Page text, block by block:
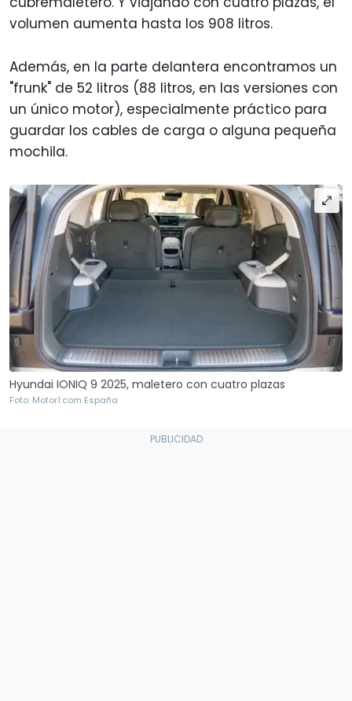
volumen aumenta hasta los 908 litros.
Además, en la parte delantera encontramos un
"frunk" de 52 litros (88 litros, en las versiones con
un único motor), especialmente práctico para
guardar los cables de carga o alguna pequeña
mochila.
Hyundai IONIQ 9 2025, maletero con cuatro plazas
Foto: Motor1.com España